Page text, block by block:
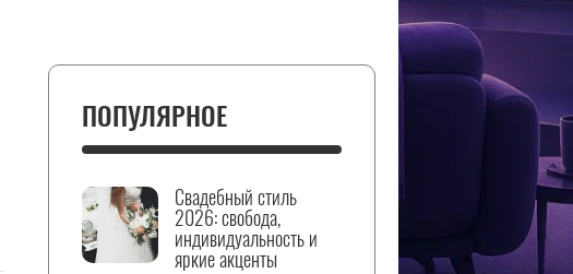
ПОПУЛЯРНОЕ
Свадебный стиль
2026: свобода,
индивидуальность и
яркие акценты